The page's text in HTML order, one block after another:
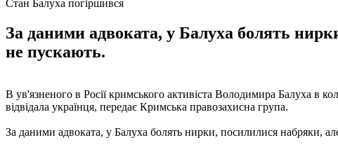
Стан Балуха погіршився
За даними адвоката, у Балуха болять
не пускають.
В ув'язненого в Росії кримського активіста Володимира Балуха в
відвідала українця, передає Кримська правозахисна група.
За даними адвоката, у Балуха болять нирки, посилилися набряки,